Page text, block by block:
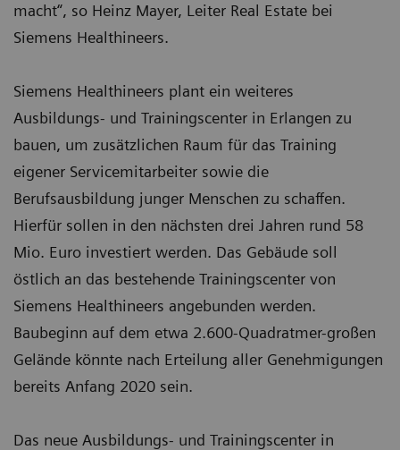
macht“, so Heinz Mayer, Leiter Real Estate bei
Siemens Healthineers.
Siemens Healthineers plant ein weiteres
Ausbildungs- und Trainingscenter in Erlangen zu
bauen, um zusätzlichen Raum für das Training
eigener Servicemitarbeiter sowie die
Berufsausbildung junger Menschen zu schaffen.
Hierfür sollen in den nächsten drei Jahren rund 58
Mio. Euro investiert werden. Das Gebäude soll
östlich an das bestehende Trainingscenter von
Siemens Healthineers angebunden werden.
Baubeginn auf dem etwa 2.600-Quadratmer-großen
Gelände könnte nach Erteilung aller Genehmigungen
bereits Anfang 2020 sein.
Das neue Ausbildungs- und Trainingscenter in